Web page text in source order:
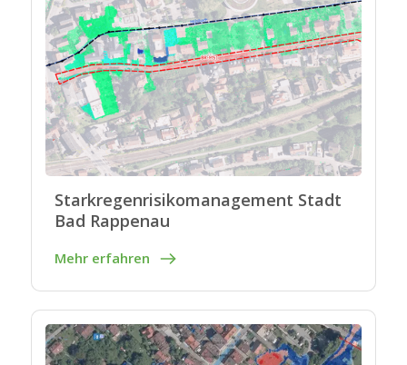
Starkregenrisikomanagement Stadt
Bad Rappenau
Mehr erfahren